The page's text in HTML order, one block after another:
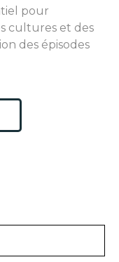
pour
cultures et des
des épisodes